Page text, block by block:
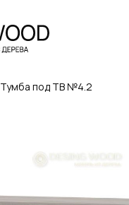
Тумба под ТВ №4.2